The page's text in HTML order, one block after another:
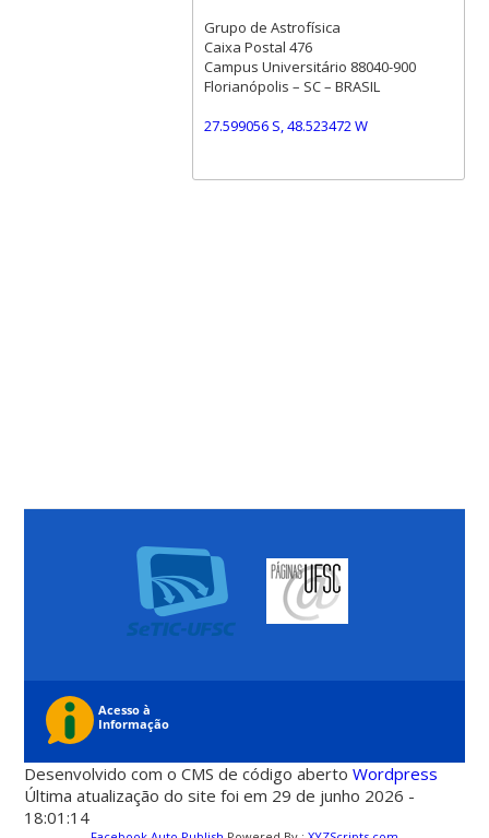
Grupo de Astrofísica
Caixa Postal 476
Campus Universitário 88040-900
Florianópolis – SC – BRASIL
27.599056 S, 48.523472 W
Desenvolvido com o CMS de código abertoWordpress
Última atualização do site foi em 29 de junho 2026 -
18:01:14